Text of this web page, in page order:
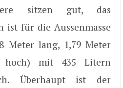
sitzen gut, das
ist für die Aussenmasse
Meter lang, 1,79 Meter
hoch) mit 435 Litern
Überhaupt ist der